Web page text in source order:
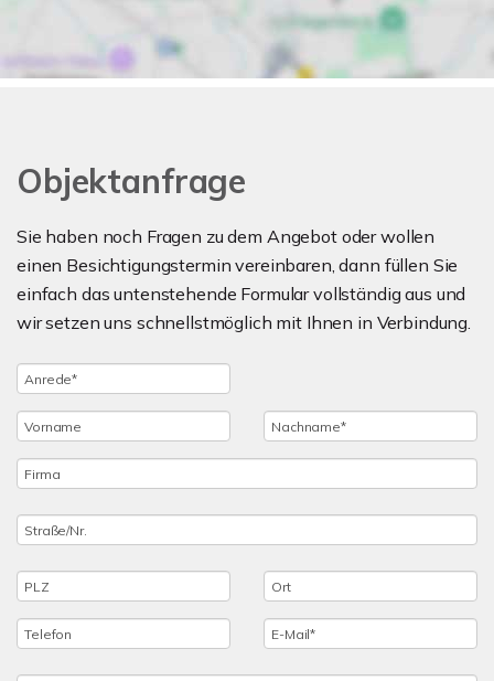
Objektanfrage
Sie haben noch Fragen zu dem Angebot oder wollen
einen Besichtigungstermin vereinbaren, dann füllen Sie
einfach das untenstehende Formular vollständig aus und
wir setzen uns schnellstmöglich mit Ihnen in Verbindung.